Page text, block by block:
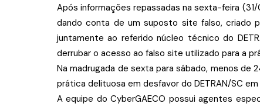
Após informações repassadas na sexta-feira
dando conta de um suposto site falso, criado
juntamente ao referido núcleo técnico do
derrubar o acesso ao falso site utilizado para a
Na madrugada de sexta para sábado, menos
prática delituosa em desfavor do DETRAN/SC
A equipe do CyberGAECO possui agentes